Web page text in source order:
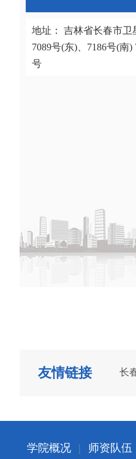
地址： 吉林省长春市卫
7089号(东)、7186号(南)
号
友情链接 长
学院概况 | 师资队伍